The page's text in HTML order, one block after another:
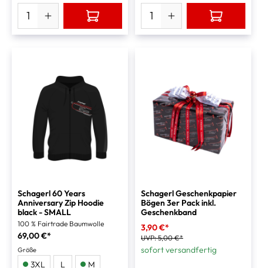
Schagerl 60 Years
Anniversary Zip Hoodie
black - SMALL
100 % Fairtrade Baumwolle
69,00 €*
Größe
3XL L M
Schagerl Geschenkpapier
Bögen 3er Pack inkl.
Geschenkband
3,90 €*
UVP:5,00 €*
sofort versandfertig